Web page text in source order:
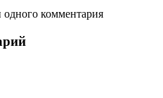
комментария